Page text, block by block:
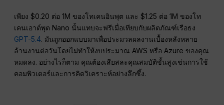
เพียง $0.20 ต่อ 1M ของโทเคนอินพุต และ $1.25 ต่อ 1M ของโท
เคนเอาต์พุต Nano นั้นแทบจะฟรีเมื่อเทียบกับผลิตภัณฑ์เรือธง
GPT-5.4. มันถูกออกแบบมาเพื่อประมวลผลงานเบื้องหลังหลาย
ล้านงานต่อวันโดยไม่ทำให้งบประมาณ AWS หรือ Azure ของคุณ
หมดลง. อย่างไรก็ตาม คุณต้องเสียสละคุณสมบัติขั้นสูงเช่นการใช้
คอมพิวเตอร์และการคิดวิเคราะห์อย่างลึกซึ้ง.